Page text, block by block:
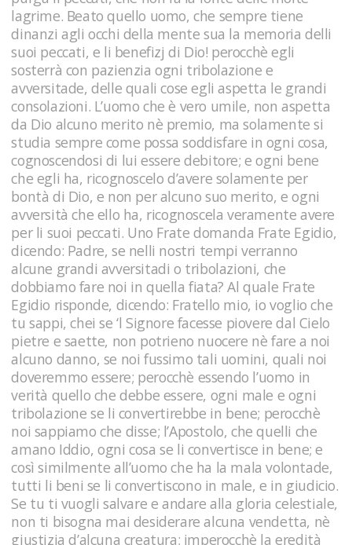
lagrime. Beato quello uomo, che sempre tiene
dinanzi agli occhi della mente sua la memoria delli
suoi peccati, e li benefizj di Dio! perocchè egli
sosterrà con pazienzia ogni tribolazione e
avversitade, delle quali cose egli aspetta le grandi
consolazioni. L’uomo che è vero umile, non aspetta
da Dio alcuno merito nè premio, ma solamente si
studia sempre come possa soddisfare in ogni cosa,
cognoscendosi di lui essere debitore; e ogni bene
che egli ha, ricognoscelo d’avere solamente per
bontà di Dio, e non per alcuno suo merito, e ogni
avversità che ello ha, ricognoscela veramente avere
per li suoi peccati. Uno Frate domanda Frate Egidio,
dicendo: Padre, se nelli nostri tempi verranno
alcune grandi avversitadi o tribolazioni, che
dobbiamo fare noi in quella fiata? Al quale Frate
Egidio risponde, dicendo: Fratello mio, io voglio che
tu sappi, chei se ‘l Signore facesse piovere dal Cielo
pietre e saette, non potrieno nuocere nè fare a noi
alcuno danno, se noi fussimo tali uomini, quali noi
doveremmo essere; perocchè essendo l’uomo in
verità quello che debbe essere, ogni male e ogni
tribolazione se li convertirebbe in bene; perocchè
noi sappiamo che disse; l’Apostolo, che quelli che
amano Iddio, ogni cosa se li convertisce in bene; e
così similmente all’uomo che ha la mala volontade,
tutti li beni se li convertiscono in male, e in giudicio.
Se tu ti vuogli salvare e andare alla gloria celestiale,
non ti bisogna mai desiderare alcuna vendetta, nè
giustizia d’alcuna creatura; imperocchè la eredità